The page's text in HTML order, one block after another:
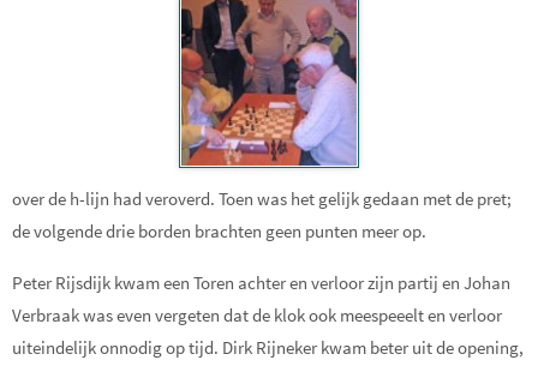
over de h-lijn had veroverd. Toen was het gelijk gedaan met de pret;
de volgende drie borden brachten geen punten meer op.
Peter Rijsdijk kwam een Toren achter en verloor zijn partij en Johan
Verbraak was even vergeten dat de klok ook meespeeelt en verloor
uiteindelijk onnodig op tijd. Dirk Rijneker kwam beter uit de opening,